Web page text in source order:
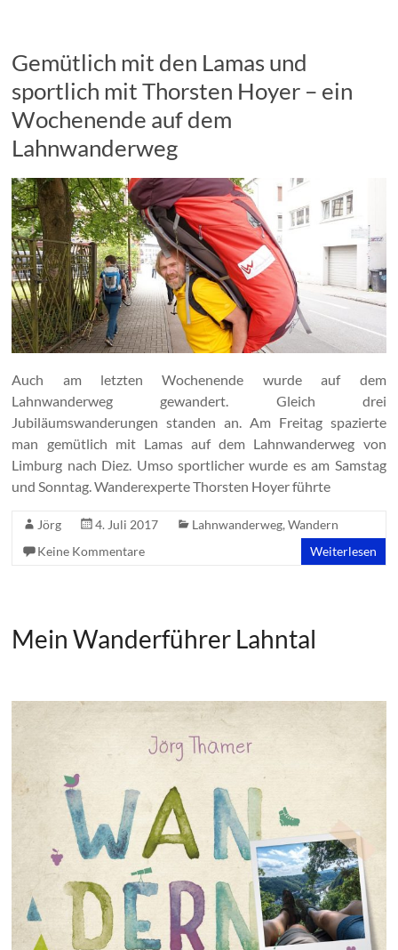
Gemütlich mit den Lamas und
sportlich mit Thorsten Hoyer – ein
Wochenende auf dem
Lahnwanderweg
Auch am letzten Wochenende wurde auf dem
Lahnwanderweg gewandert. Gleich drei
Jubiläumswanderungen standen an. Am Freitag spazierte
man gemütlich mit Lamas auf dem Lahnwanderweg von
Limburg nach Diez. Umso sportlicher wurde es am Samstag
und Sonntag. Wanderexperte Thorsten Hoyer führte
Jörg 4. Juli 2017 Lahnwanderweg,Wandern
Keine Kommentare
Weiterlesen
Mein Wanderführer Lahntal